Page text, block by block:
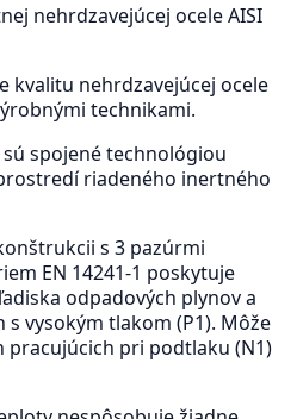
nehrdzavejúcej ocele AISI
kvalitu nehrdzavejúcej ocele
technikami.
spojené technológiou
riadeného inertného
s 3 pazúrmi
EN 14241-1 poskytuje
odpadových plynov a
vysokým tlakom (P1). Môže
pracujúcich pri podtlaku (N1)